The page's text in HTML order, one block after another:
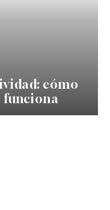
cómo
funciona